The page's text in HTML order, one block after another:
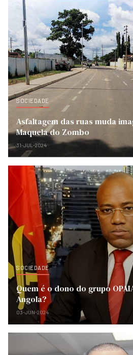
SOCIEDADE
Asfaltagem das ruas muda
Maquela do Zombo
31-JUL-2024
SOCIEDADE
Quem é o dono do grupo
Angola?
03-JUN-2024